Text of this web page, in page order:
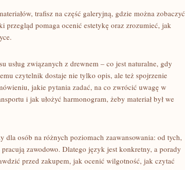
trafisz na część galeryjną, gdzie można zobaczyć
przegląd pomaga ocenić estetykę oraz zrozumieć, jak
usług związanych z drewnem – co jest naturalne, gdy
czytelnik dostaje nie tylko opis, ale też spojrzenie
jakie pytania zadać, na co zwrócić uwagę w
i jak ułożyć harmonogram, żeby materiał był we
dla osób na różnych poziomach zaawansowania: od tych,
zawodowo. Dlatego język jest konkretny, a porady
przed zakupem, jak ocenić wilgotność, jak czytać